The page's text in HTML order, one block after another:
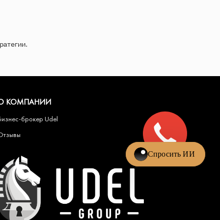
КОМПАНИИ
брокер Udel